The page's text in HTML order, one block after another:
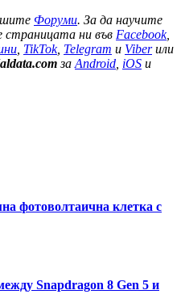
Форуми. За да научите
страницата ни във Facebook,
TikTok, Telegram и Viberили
за Android iOS и
фотоволтаична клетка с
Snapdragon 8 Gen 5 и